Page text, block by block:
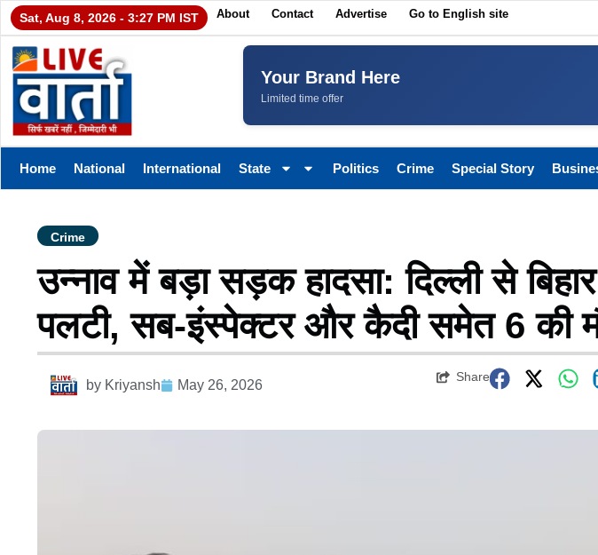
Sat, Aug 8, 2026 - 3:27 PM IST About Contact Advertise Go to English site
Your Brand Here
Limited time offer
Home National International State Politics Crime Special Story
Crime
उन्नाव में बड़ा सड़क हादसा: दिल्ली से
पलटी, सब-इंस्पेक्टर और कैदी समेत 6 की
by Kriyansh May 26, 2026
Share